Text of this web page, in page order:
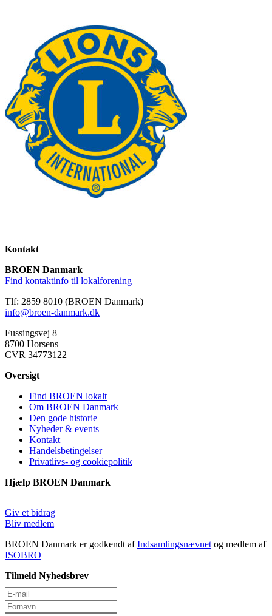
Kontakt
BROEN Danmark
Find kontaktinfo til lokalforening
Tlf: 2859 8010 (BROEN Danmark)
info@broen-danmark.dk
Fussingsvej 8
8700 Horsens
CVR 34773122
Oversigt
Find BROEN lokalt
Om BROEN Danmark
Den gode historie
Nyheder & events
Kontakt
Handelsbetingelser
Privatlivs- og cookiepolitik
Hjælp BROEN Danmark
Giv et bidrag
Bliv medlem
BROEN Danmark er godkendt afIndsamlingsnævnet og medlem af
ISOBRO
Tilmeld Nyhedsbrev